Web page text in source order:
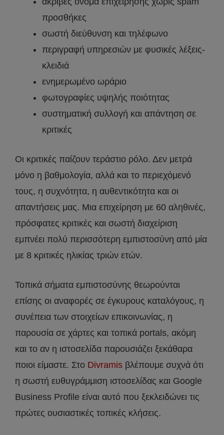
προσθήκες
σωστή διεύθυνση και τηλέφωνο
περιγραφή υπηρεσιών με φυσικές λέξεις-
κλειδιά
ενημερωμένο ωράριο
φωτογραφίες υψηλής ποιότητας
συστηματική συλλογή και απάντηση σε
κριτικές
Οι κριτικές παίζουν τεράστιο ρόλο. Δεν μετρά
μόνο η βαθμολογία, αλλά και το περιεχόμενό
τους, η συχνότητα, η αυθεντικότητα και οι
απαντήσεις μας. Μια επιχείρηση με 60 αληθινές,
πρόσφατες κριτικές και σωστή διαχείριση
εμπνέει πολύ περισσότερη εμπιστοσύνη από μία
με 8 κριτικές ηλικίας τριών ετών.
Τοπικά σήματα εμπιστοσύνης θεωρούνται
επίσης οι αναφορές σε έγκυρους καταλόγους, η
συνέπεια των στοιχείων επικοινωνίας, η
παρουσία σε χάρτες και τοπικά portals, ακόμη
και το αν η ιστοσελίδα παρουσιάζει ξεκάθαρα
ποιοι είμαστε. Στο Divramis βλέπουμε συχνά ότι
η σωστή ευθυγράμμιση ιστοσελίδας και Google
Business Profile είναι αυτό που ξεκλειδώνει τις
πρώτες ουσιαστικές τοπικές κλήσεις.